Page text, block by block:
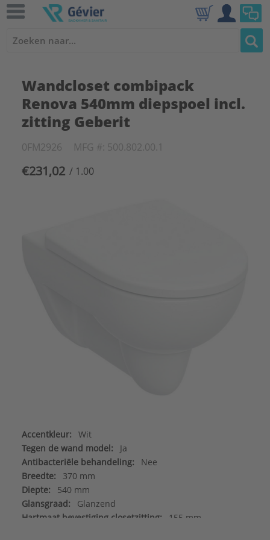
Wandcloset combipack
Renova 540mm diepspoel incl.
zitting Geberit
0FM2926 MFG #: 500.802.00.1
€231,02 / 1.00
Accentkleur:
Wit
Tegen de wand model:
Ja
Antibacteriële behandeling:
Nee
Breedte:
370 mm
Diepte:
540 mm
Glansgraad:
Glanzend
Hartmaat bevestiging closetzitting:
155 mm